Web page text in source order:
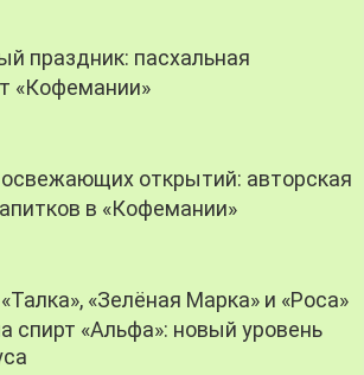
праздник: пасхальная
«Кофемании»
открытий: авторская
в «Кофемании»
«Зелёная Марка» и «Роса»
спирт «Альфа»: новый уровень